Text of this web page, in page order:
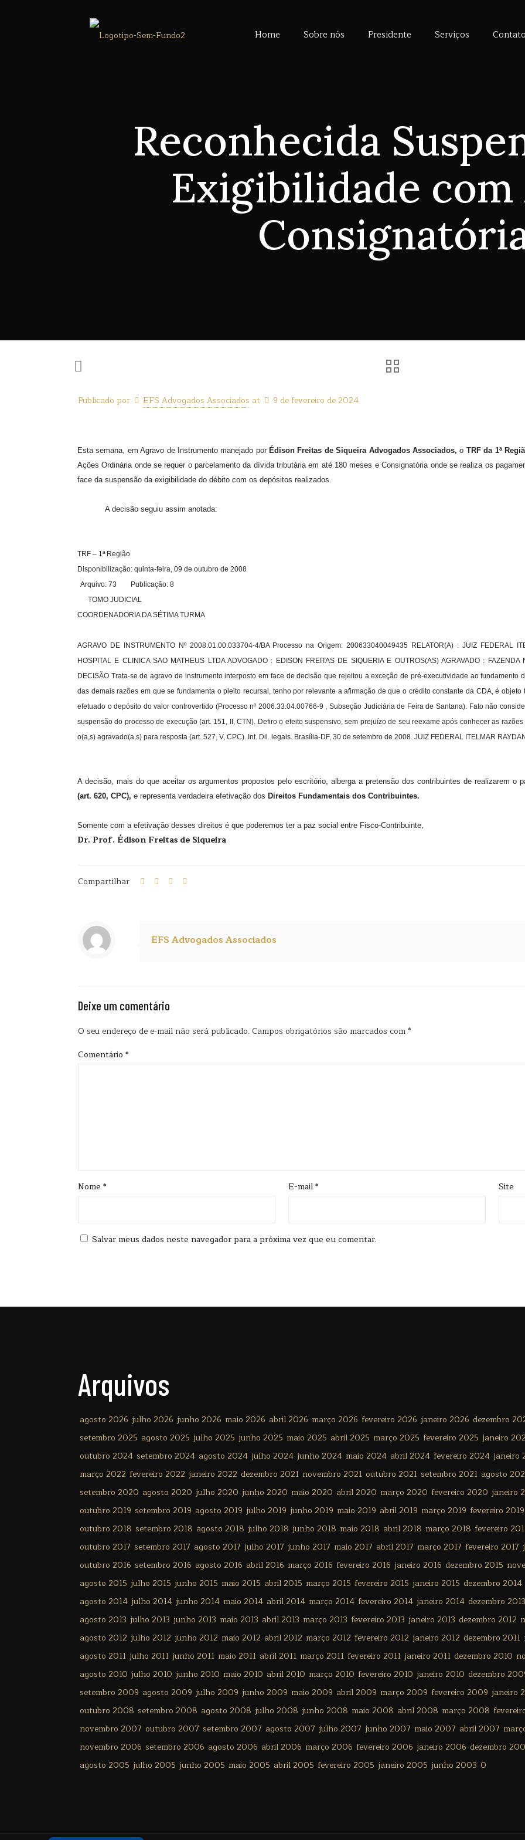
Home Sobre nós Presidente Serviços
Reconhecida
Exigibilidade com
Publicado por EFS Advogados Associados at 9 de fevereiro de 2024
Esta semana, em Agravo de Instrumento manejado por Édison Freitas de Siqueira Advogados Associados,o TRF da 1ª
Ações Ordinária onde se requer o parcelamento da dívida tributária em até 180 meses e Consignatória onde se realiza os
face da suspensão da exigibilidade do débito com os depósitos realizados.
A decisão seguiu assim anotada:
TRF – 1ª Região
Disponibilização: quinta-feira, 09 de outubro de 2008
Arquivo: 73 Publicação: 8
TOMO JUDICIAL
COORDENADORIA DA SÉTIMA TURMA
AGRAVO DE INSTRUMENTO Nº 2008.01.00.033704-4/BA Processo na Origem: 200633040049435 RELATOR(A) : JUIZ FEDERAL
HOSPITAL E CLINICA SAO MATHEUS LTDA ADVOGADO : EDISON FREITAS DE SIQUERIA E OUTROS(AS) AGRAVADO :
DECISÃO Trata-se de agravo de instrumento interposto em face de decisão que rejeitou a exceção de pré-executividade ao
das demais razões em que se fundamenta o pleito recursal, tenho por relevante a afirmação de que o crédito constante da CDA, é
efetuado o depósito do valor controvertido (Processo nº 2006.33.04.00766-9 , Subseção Judiciária de Feira de Santana). Fato não
suspensão do processo de execução (art. 151, II, CTN). Defiro o efeito suspensivo, sem prejuízo de seu reexame após conhecer as
o(a,s) agravado(a,s) para resposta (art. 527, V, CPC). Int. Dil. legais. Brasília-DF, 30 de setembro de 2008. JUIZ FEDERAL ITELMAR
A decisão, mais do que aceitar os argumentos propostos pelo escritório, alberga a pretensão dos contribuintes de realizarem o
(art. 620, CPC),e representa verdadeira efetivação dos Direitos Fundamentais dos Contribuintes.
Somente com a efetivação desses direitos é que poderemos ter a paz social entre Fisco-Contribuinte,
Dr. Prof. Édison Freitas de Siqueira
Compartilhar
EFS Advogados Associados
Deixe um comentário
O seu endereço de e-mail não será publicado. Campos obrigatórios são marcados com*
Comentário *
Nome * E-mail* Site
Salvar meus dados neste navegador para a próxima vez que eu comentar.
Arquivos
agosto 2026 julho 2026 junho 2026 maio 2026 abril 2026 março 2026 fevereiro 2026 janeiro 2026 dezembro
setembro 2025 agosto 2025 julho 2025 junho 2025 maio 2025 abril 2025 março 2025 fevereiro 2025 janeiro
outubro 2024 setembro 2024 agosto 2024 julho 2024 junho 2024 maio 2024 abril 2024 fevereiro 2024 janeiro
março 2022 fevereiro 2022 janeiro 2022 dezembro 2021 novembro 2021 outubro 2021 setembro 2021 agosto
setembro 2020 agosto 2020 julho 2020 junho 2020 maio 2020 abril 2020 março 2020 fevereiro 2020 janeiro
outubro 2019 setembro 2019 agosto 2019 julho 2019 junho 2019 maio 2019 abril 2019 março 2019 fevereiro 2019
outubro 2018 setembro 2018 agosto 2018 julho 2018 junho 2018 maio 2018 abril 2018 março 2018 fevereiro
outubro 2017 setembro 2017 agosto 2017 julho 2017 junho 2017 maio 2017 abril 2017 março 2017 fevereiro 2017
outubro 2016 setembro 2016 agosto 2016 abril 2016 março 2016 fevereiro 2016 janeiro 2016 dezembro 2015
agosto 2015 julho 2015 junho 2015 maio 2015 abril 2015 março 2015 fevereiro 2015 janeiro 2015 dezembro 2014
agosto 2014 julho 2014 junho 2014 maio 2014 abril 2014 março 2014 fevereiro 2014 janeiro 2014 dezembro 2013
agosto 2013 julho 2013 junho 2013 maio 2013 abril 2013 março 2013 fevereiro 2013 janeiro 2013 dezembro 2012
agosto 2012 julho 2012 junho 2012 maio 2012 abril 2012 março 2012 fevereiro 2012 janeiro 2012 dezembro 2011
agosto 2011 julho 2011 junho 2011 maio 2011 abril 2011 março 2011 fevereiro 2011 janeiro 2011 dezembro 2010
agosto 2010 julho 2010 junho 2010 maio 2010 abril 2010 março 2010 fevereiro 2010 janeiro 2010 dezembro
setembro 2009 agosto 2009 julho 2009 junho 2009 maio 2009 abril 2009 março 2009 fevereiro 2009 janeiro
outubro 2008 setembro 2008 agosto 2008 julho 2008 junho 2008 maio 2008 abril 2008 março 2008
novembro 2007 outubro 2007 setembro 2007 agosto 2007 julho 2007 junho 2007 maio 2007 abril 2007
novembro 2006 setembro 2006 agosto 2006 abril 2006 março 2006 fevereiro 2006 janeiro 2006 dezembro
agosto 2005 julho 2005 junho 2005 maio 2005 abril 2005 fevereiro 2005 janeiro 2005 junho 2003 0